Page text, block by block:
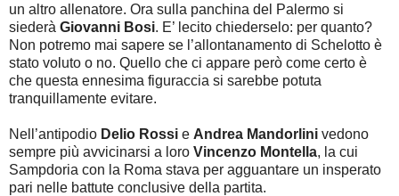
un altro allenatore. Ora sulla panchina del Palermo si
siederà Giovanni Bosi. E’ lecito chiederselo: per quanto?
Non potremo mai sapere se l’allontanamento di Schelotto è
stato voluto o no. Quello che ci appare però come certo è
che questa ennesima figuraccia si sarebbe potuta
tranquillamente evitare.
Nell’antipodio Delio Rossi e Andrea Mandorlini vedono
sempre più avvicinarsi a loro Vincenzo Montella, la cui
Sampdoria con la Roma stava per agguantare un insperato
pari nelle battute conclusive della partita.